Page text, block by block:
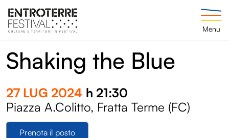
Menu
Shaking the Blue
27 LUG 2024 h 21:30
Piazza A.Colitto, Fratta Terme (FC)
Prenota il posto